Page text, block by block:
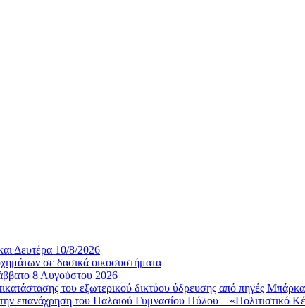
Δευτέρα 10/8/2026
σε δασικά οικοσυστήματα
8 Αυγούστου 2026
του εξωτερικού δικτύου ύδρευσης από πηγές
επανάχρηση του Παλαιού Γυμνασίου Πύλου – «Πολιτιστικό